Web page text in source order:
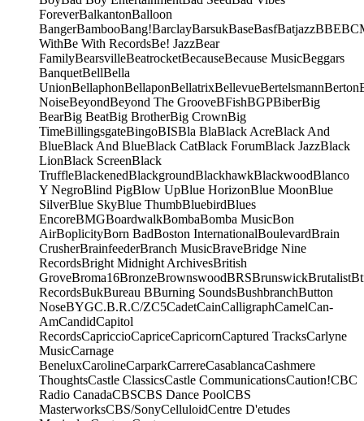
ForeverBalkantonBalloon
BangerBambooBang!BarclayBarsukBaseBasfBatjazzBBE
WithBe With RecordsBe! JazzBear
FamilyBearsvilleBeatrocketBecauseBecause MusicBeggars
BanquetBellBella
UnionBellaphonBellaponBellatrixBellevueBertelsmannBerton
NoiseBeyondBeyond The GrooveBFishBGPBiberBig
BearBig BeatBig BrotherBig CrownBig
TimeBillingsgateBingoBISBla BlaBlack AcreBlack And
BlueBlack And BlueBlack CatBlack ForumBlack JazzBlack
LionBlack ScreenBlack
TruffleBlackenedBlackgroundBlackhawkBlackwoodBlanco
Y NegroBlind PigBlow UpBlue HorizonBlue MoonBlue
SilverBlue SkyBlue ThumbBluebirdBlues
EncoreBMGBoardwalkBombaBomba MusicBon
AirBoplicityBorn BadBoston InternationalBoulevardBrain
CrusherBrainfeederBranch MusicBraveBridge Nine
RecordsBright Midnight ArchivesBritish
GroveBroma16BronzeBrownswoodBRSBrunswickBrutalist
RecordsBukBureau BBurning SoundsBushbranchButton
NoseBYGC.B.R.C/ZC5CadetCainCalligraphCamelCan-
AmCandidCapitol
RecordsCapriccioCapriceCapricornCaptured TracksCarlyne
MusicCarnage
BeneluxCarolineCarparkCarrereCasablancaCashmere
ThoughtsCastle ClassicsCastle CommunicationsCaution!CBC
Radio CanadaCBSCBS Dance PoolCBS
MasterworksCBS/SonyCelluloidCentre D'etudes